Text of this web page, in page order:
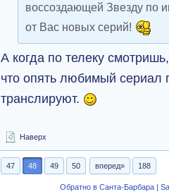
воссоздающей Звезду по
от Вас новых серий!
А когда по телеку
что опять любимый сериал
транслируют.
Наверх
47 48 49 50 вперед» 188
Обратно в Санта-Барбара |